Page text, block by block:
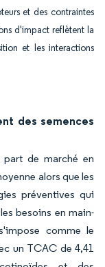
et des contraintes
d'impact reflètent la
et les interactions
des semences
de marché en
alors que les
préventives qui
besoins en main-
comme le
un TCAC de 4,41